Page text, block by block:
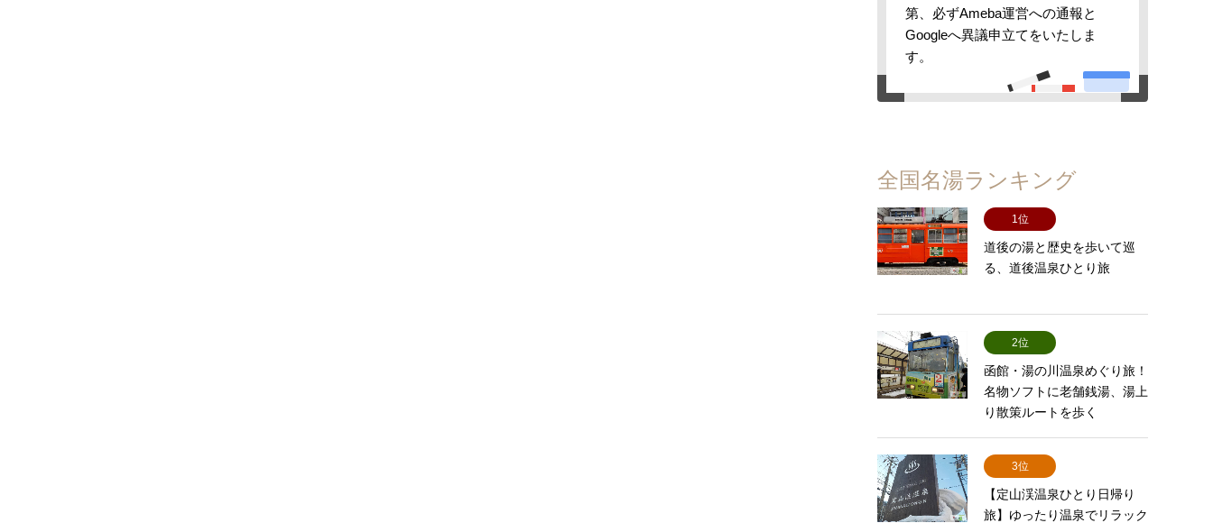
第、必ずAmeba運営への通報と
Googleへ異議申立てをいたしま
す。
全国名湯ランキング
1位
道後の湯と歴史を歩いて巡
る、道後温泉ひとり旅
2位
函館・湯の川温泉めぐり旅！
名物ソフトに老舗銭湯、湯上
り散策ルートを歩く
3位
【定山渓温泉ひとり日帰り
旅】ゆったり温泉でリラック